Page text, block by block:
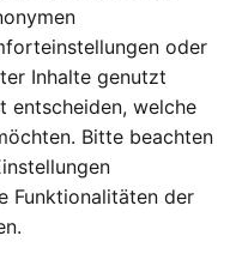
NEUERE MELDUNG
oder
Inhalte genutzt
entscheiden, welche
Bitte beachten
Funktionalitäten der